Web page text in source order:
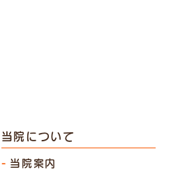
当院について
当院案内